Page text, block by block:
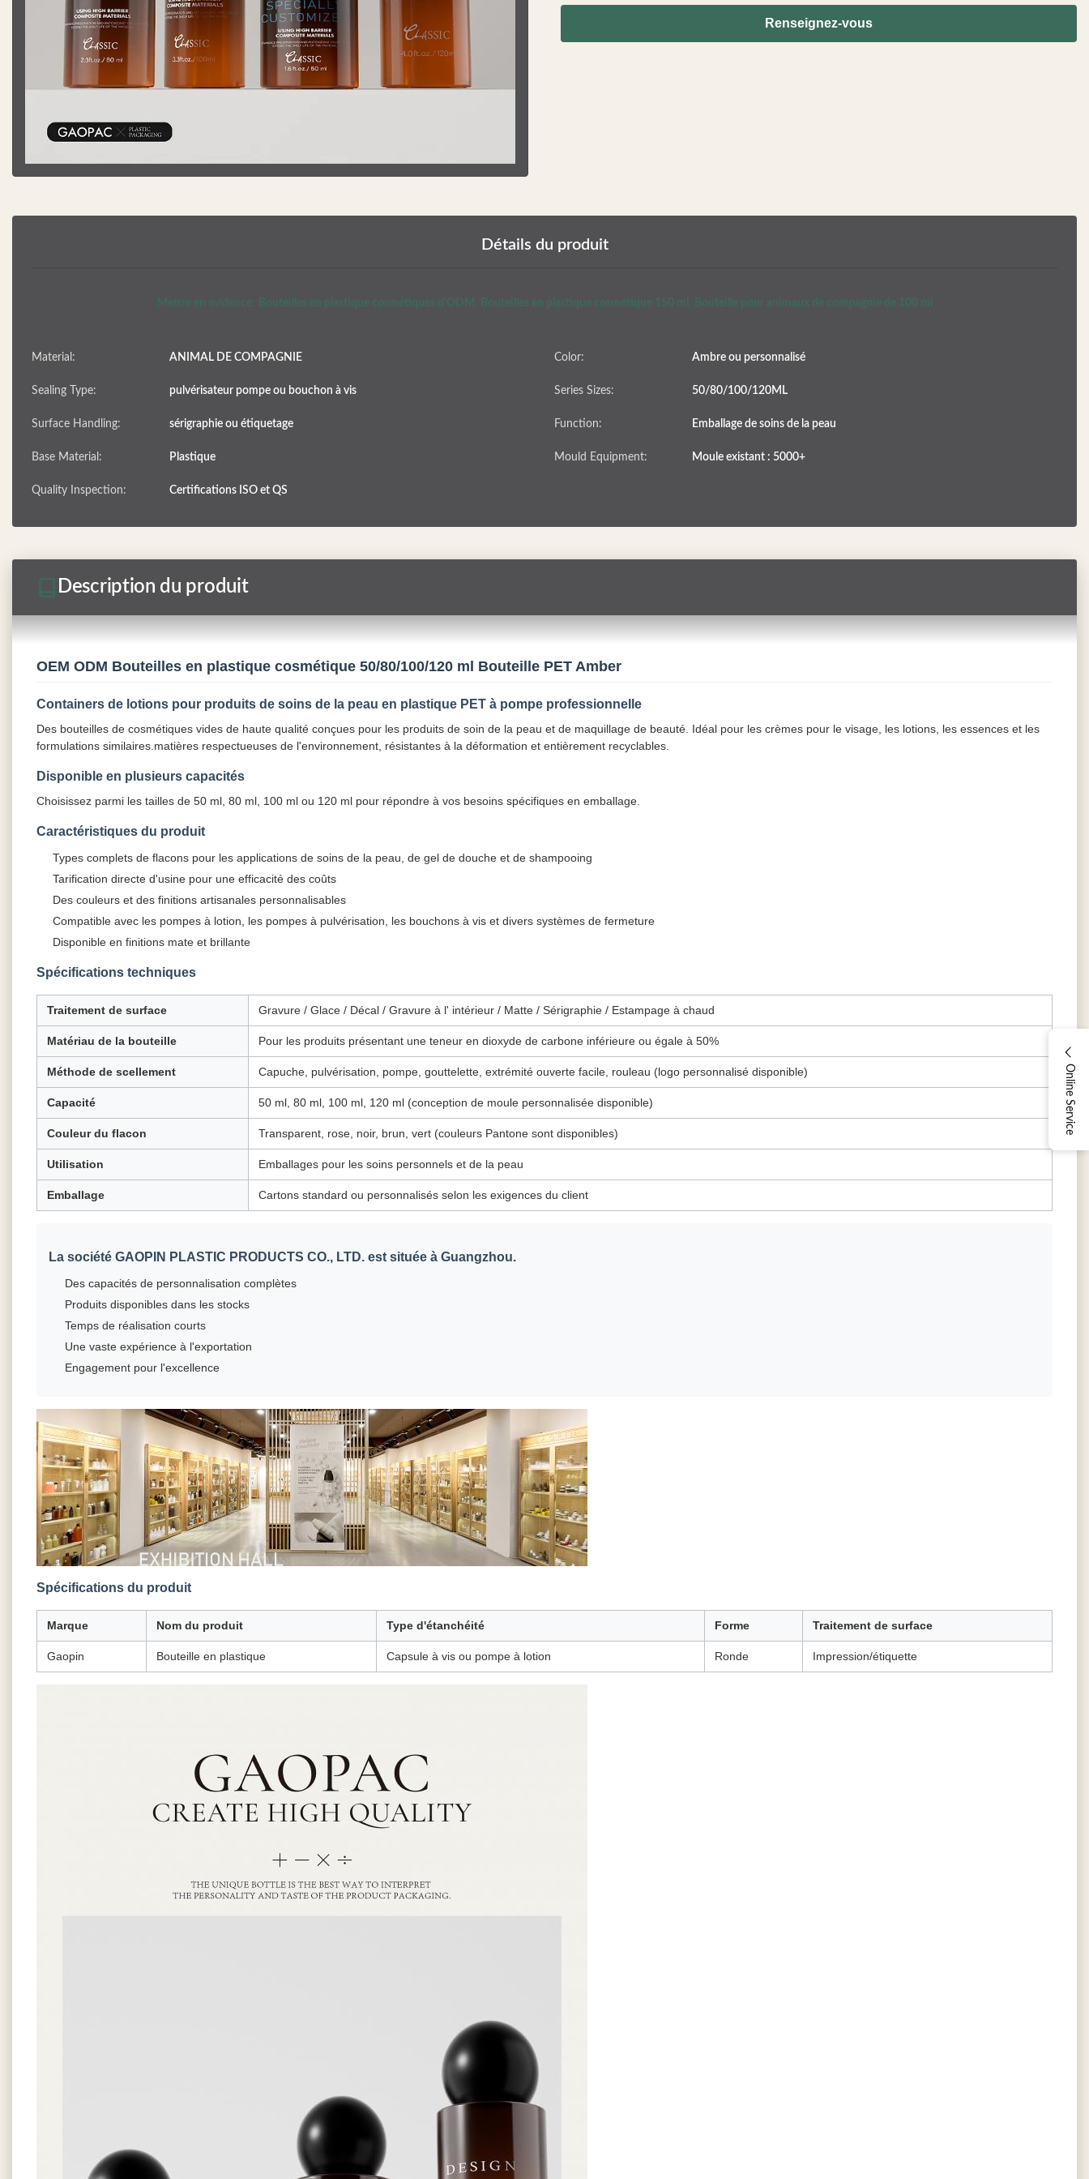
Online Service
Renseignez-vous
Détails du produit
Mettre en évidence: Bouteilles en plastique cosmétiques d'ODM , Bouteilles en plastique cosmétique 150 ml , Bouteille pour animaux de compagnie de 100 ml
Material: ANIMAL DE COMPAGNIE Color: Ambre ou personnalisé
Sealing Type: pulvérisateur pompe ou bouchon à vis Series Sizes: 50/80/100/120ML
Surface Handling: sérigraphie ou étiquetage Function: Emballage de soins de la peau
Base Material: Plastique Mould Equipment: Moule existant : 5000+
Quality Inspection: Certifications ISO et QS
Description du produit
OEM ODM Bouteilles en plastique cosmétique 50/80/100/120 ml Bouteille PET Amber
Containers de lotions pour produits de soins de la peau en plastique PET à pompe professionnelle
Des bouteilles de cosmétiques vides de haute qualité conçues pour les produits de soin de la peau et de maquillage de beauté. Idéal pour les crèmes pour le visage, les lotions, les essences et les
formulations similaires.matières respectueuses de l'environnement, résistantes à la déformation et entièrement recyclables.
Disponible en plusieurs capacités
Choisissez parmi les tailles de 50 ml, 80 ml, 100 ml ou 120 ml pour répondre à vos besoins spécifiques en emballage.
Caractéristiques du produit
Types complets de flacons pour les applications de soins de la peau, de gel de douche et de shampooing
Tarification directe d'usine pour une efficacité des coûts
Des couleurs et des finitions artisanales personnalisables
Compatible avec les pompes à lotion, les pompes à pulvérisation, les bouchons à vis et divers systèmes de fermeture
Disponible en finitions mate et brillante
Spécifications techniques
Traitement de surface Gravure / Glace / Décal / Gravure à l' intérieur / Matte / Sérigraphie / Estampage à chaud
Matériau de la bouteille Pour les produits présentant une teneur en dioxyde de carbone inférieure ou égale à 50%
Méthode de scellement Capuche, pulvérisation, pompe, gouttelette, extrémité ouverte facile, rouleau (logo personnalisé disponible)
Capacité 50 ml, 80 ml, 100 ml, 120 ml (conception de moule personnalisée disponible)
Couleur du flacon Transparent, rose, noir, brun, vert (couleurs Pantone sont disponibles)
Utilisation Emballages pour les soins personnels et de la peau
Emballage Cartons standard ou personnalisés selon les exigences du client
La société GAOPIN PLASTIC PRODUCTS CO., LTD. est située à Guangzhou.
Des capacités de personnalisation complètes
Produits disponibles dans les stocks
Temps de réalisation courts
Une vaste expérience à l'exportation
Engagement pour l'excellence
Spécifications du produit
Marque Nom du produit Type d'étanchéité Forme Traitement de surface
Gaopin Bouteille en plastique Capsule à vis ou pompe à lotion Ronde Impression/étiquette